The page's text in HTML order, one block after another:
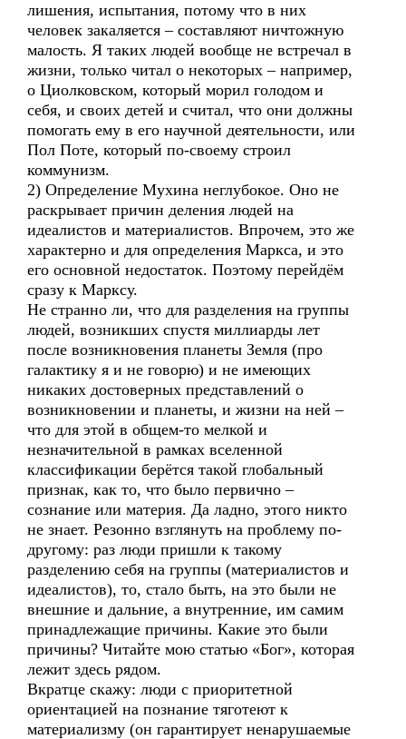
лишения, испытания, потому что в них
человек закаляется – составляют ничтожную
малость. Я таких людей вообще не встречал в
жизни, только читал о некоторых – например,
о Циолковском, который морил голодом и
себя, и своих детей и считал, что они должны
помогать ему в его научной деятельности, или
Пол Поте, который по-своему строил
коммунизм.
2) Определение Мухина неглубокое. Оно не
раскрывает причин деления людей на
идеалистов и материалистов. Впрочем, это же
характерно и для определения Маркса, и это
его основной недостаток. Поэтому перейдём
сразу к Марксу.
Не странно ли, что для разделения на группы
людей, возникших спустя миллиарды лет
после возникновения планеты Земля (про
галактику я и не говорю) и не имеющих
никаких достоверных представлений о
возникновении и планеты, и жизни на ней –
что для этой в общем-то мелкой и
незначительной в рамках вселенной
классификации берётся такой глобальный
признак, как то, что было первично –
сознание или материя. Да ладно, этого никто
не знает. Резонно взглянуть на проблему по-
другому: раз люди пришли к такому
разделению себя на группы (материалистов и
идеалистов), то, стало быть, на это были не
внешние и дальние, а внутренние, им самим
принадлежащие причины. Какие это были
причины? Читайте мою статью «Бог», которая
лежит здесь рядом.
Вкратце скажу: люди с приоритетной
ориентацией на познание тяготеют к
материализму (он гарантирует ненарушаемые